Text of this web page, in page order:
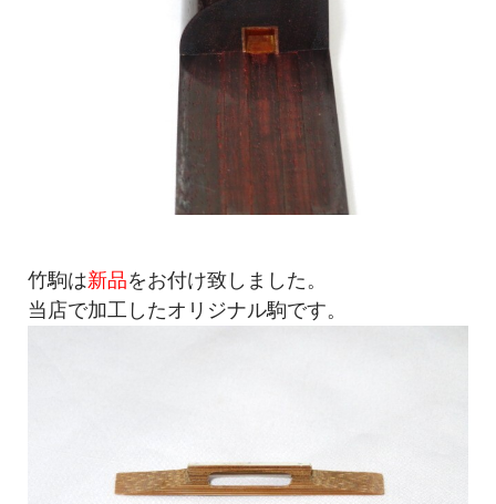
竹駒は新品をお付け致しました。
当店で加工したオリジナル駒です。